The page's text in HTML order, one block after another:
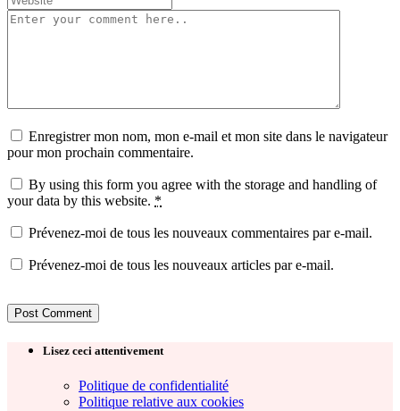
Enregistrer mon nom, mon e-mail et mon site dans le navigateur
pour mon prochain commentaire.
By using this form you agree with the storage and handling of
your data by this website. *
Prévenez-moi de tous les nouveaux commentaires par e-mail.
Prévenez-moi de tous les nouveaux articles par e-mail.
Lisez ceci attentivement
Politique de confidentialité
Politique relative aux cookies